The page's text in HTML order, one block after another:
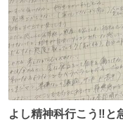
よし精神科行こう‼️と